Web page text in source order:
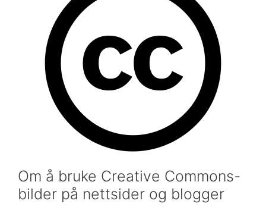
Om å bruke Creative Commons-
bilder på nettsider og blogger